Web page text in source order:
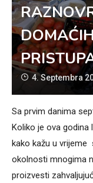
4. Septembra
Sa prvim danima
Koliko je ova godina
kako kažu u vrijeme
okolnosti mnogima
proizvesti